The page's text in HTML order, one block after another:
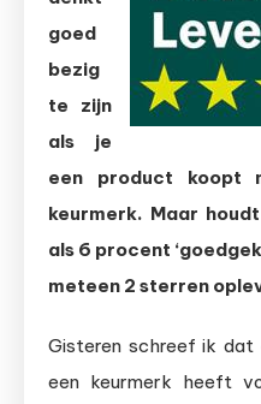
goed
bezig
te zijn
als je
een product koopt
keurmerk. Maar
als 6 procent
meteen 2 sterren
Gisteren schreef ik
een keurmerk heeft